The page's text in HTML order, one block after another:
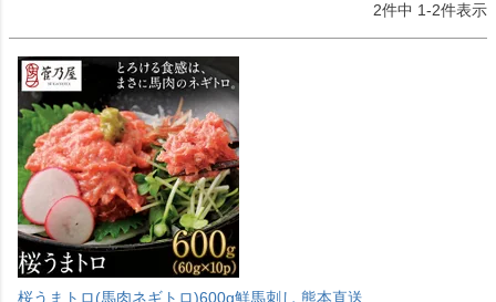
2件中 1-2件表示
桜うまトロ(馬肉ネギトロ)600g鮮馬刺し 熊本直送